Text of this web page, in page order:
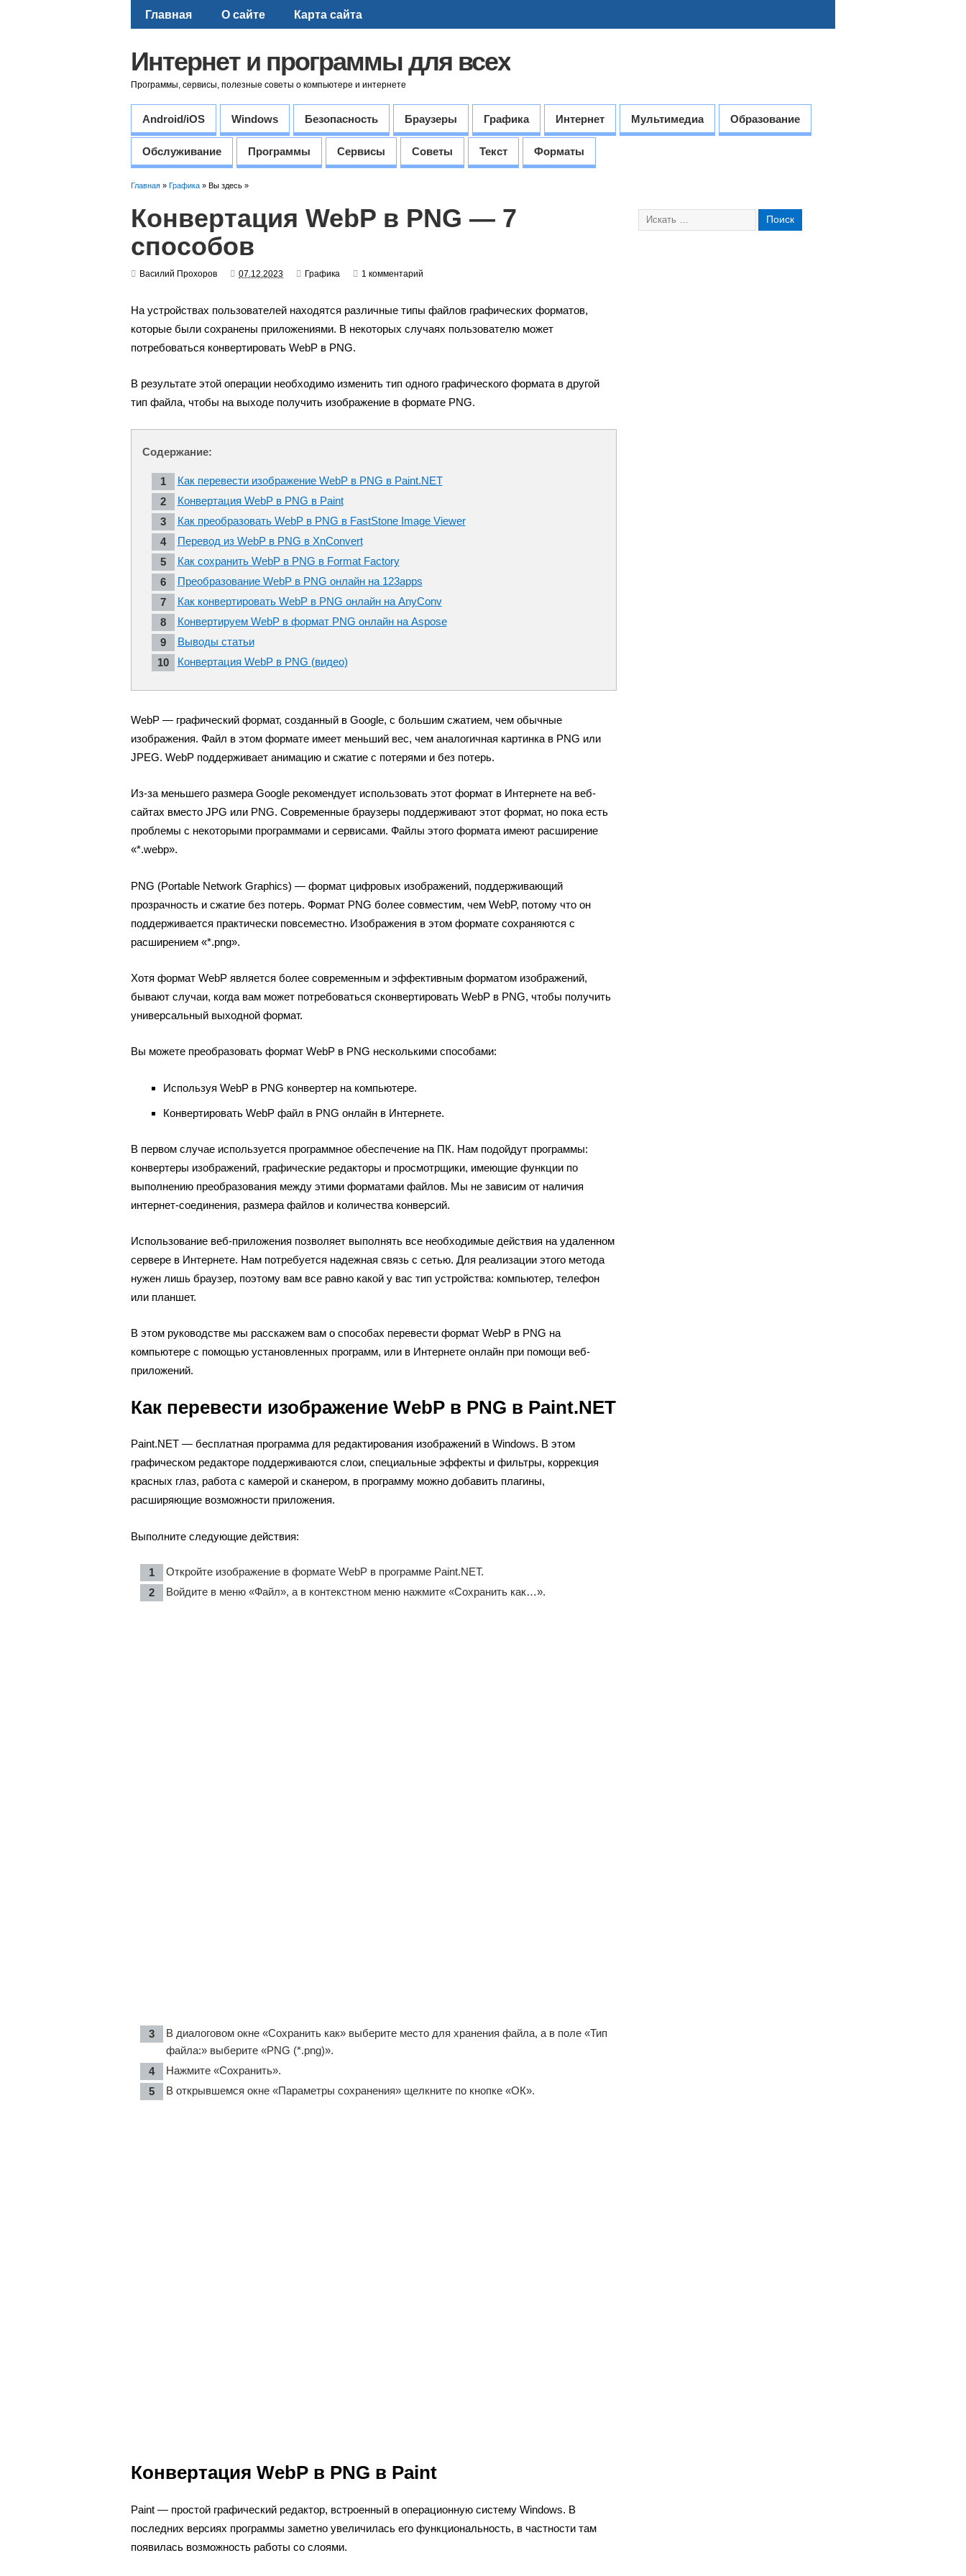
Главная О сайте Карта сайта
Интернет и программы для всех
Программы, сервисы, полезные советы о компьютере и интернете
Android/iOS Windows Безопасность Браузеры Графика Интернет Мультимедиа Образование
Обслуживание Программы Сервисы Советы Текст Форматы
Главная » Графика » Вы здесь »
Конвертация WebP в PNG — 7
способов
Василий Прохоров 07.12.2023 Графика 1 комментарий
На устройствах пользователей находятся различные типы файлов графических форматов,
которые были сохранены приложениями. В некоторых случаях пользователю может
потребоваться конвертировать WebP в PNG.
В результате этой операции необходимо изменить тип одного графического формата в другой
тип файла, чтобы на выходе получить изображение в формате PNG.
Содержание:
Как перевести изображение WebP в PNG в Paint.NET
Конвертация WebP в PNG в Paint
Как преобразовать WebP в PNG в FastStone Image Viewer
Перевод из WebP в PNG в XnConvert
Как сохранить WebP в PNG в Format Factory
Преобразование WebP в PNG онлайн на 123apps
Как конвертировать WebP в PNG онлайн на AnyConv
Конвертируем WebP в формат PNG онлайн на Aspose
Выводы статьи
Конвертация WebP в PNG (видео)
WebP — графический формат, созданный в Google, с большим сжатием, чем обычные
изображения. Файл в этом формате имеет меньший вес, чем аналогичная картинка в PNG или
JPEG. WebP поддерживает анимацию и сжатие с потерями и без потерь.
Из-за меньшего размера Google рекомендует использовать этот формат в Интернете на веб-
сайтах вместо JPG или PNG. Современные браузеры поддерживают этот формат, но пока есть
проблемы с некоторыми программами и сервисами. Файлы этого формата имеют расширение
«*.webp».
PNG (Portable Network Graphics) — формат цифровых изображений, поддерживающий
прозрачность и сжатие без потерь. Формат PNG более совместим, чем WebP, потому что он
поддерживается практически повсеместно. Изображения в этом формате сохраняются с
расширением «*.png».
Хотя формат WebP является более современным и эффективным форматом изображений,
бывают случаи, когда вам может потребоваться сконвертировать WebP в PNG, чтобы получить
универсальный выходной формат.
Вы можете преобразовать формат WebP в PNG несколькими способами:
Используя WebP в PNG конвертер на компьютере.
Конвертировать WebP файл в PNG онлайн в Интернете.
В первом случае используется программное обеспечение на ПК. Нам подойдут программы:
конвертеры изображений, графические редакторы и просмотрщики, имеющие функции по
выполнению преобразования между этими форматами файлов. Мы не зависим от наличия
интернет-соединения, размера файлов и количества конверсий.
Использование веб-приложения позволяет выполнять все необходимые действия на удаленном
сервере в Интернете. Нам потребуется надежная связь с сетью. Для реализации этого метода
нужен лишь браузер, поэтому вам все равно какой у вас тип устройства: компьютер, телефон
или планшет.
В этом руководстве мы расскажем вам о способах перевести формат WebP в PNG на
компьютере с помощью установленных программ, или в Интернете онлайн при помощи веб-
приложений.
Как перевести изображение WebP в PNG в Paint.NET
Paint.NET — бесплатная программа для редактирования изображений в Windows. В этом
графическом редакторе поддерживаются слои, специальные эффекты и фильтры, коррекция
красных глаз, работа с камерой и сканером, в программу можно добавить плагины,
расширяющие возможности приложения.
Выполните следующие действия:
Откройте изображение в формате WebP в программе Paint.NET.
Войдите в меню «Файл», а в контекстном меню нажмите «Сохранить как…».
В диалоговом окне «Сохранить как» выберите место для хранения файла, а в поле «Тип
файла:» выберите «PNG (*.png)».
Нажмите «Сохранить».
В открывшемся окне «Параметры сохранения» щелкните по кнопке «ОК».
Конвертация WebP в PNG в Paint
Paint — простой графический редактор, встроенный в операционную систему Windows. В
последних версиях программы заметно увеличилась его функциональность, в частности там
появилась возможность работы со слоями.